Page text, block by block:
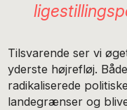
Tilsvarende ser vi
yderste højrefløj.
radikaliserede
landegrænser og